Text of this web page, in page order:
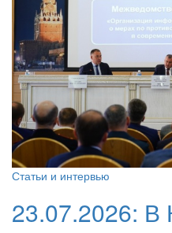
Статьи и интервью
23.07.2026: В